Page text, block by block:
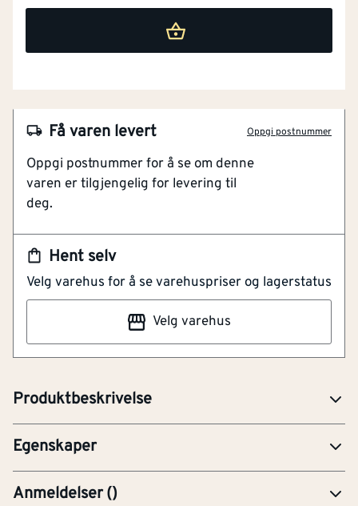
Hent selv
Velg varehus for å se varehuspriser og lagerstatus
Velg varehus
Få varen levert Oppgi postnummer
Oppgi postnummer for å se om denne
varen er tilgjengelig for levering til
deg.
Produktbeskrivelse
Artikkelnummer 101315369
Presise kutt
Til kutt i hardt og tykt metall
Passer alle bajonettsager med S-tange
Bajonettsagblad med høy slitestyrke for kutt i tykt
metall. Bladet har en ekstrem slitestyrke. Bladets
base gjør at det gir rette kutt og motstandsstyrke.
Bosch bajonettsagblad passer til alle bajonettsager
Egenskaper
Anmeldelser()